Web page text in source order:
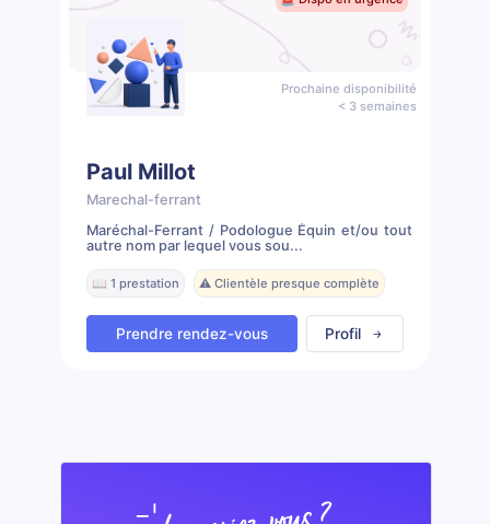
Prochaine disponibilité
< 3 semaines
Paul Millot
Marechal-ferrant
Maréchal-Ferrant / Podologue Équin et/ou tout
autre nom par lequel vous sou...
📖 1 prestation ⚠️ Clientèle presque complète
Prendre rendez-vous Profil